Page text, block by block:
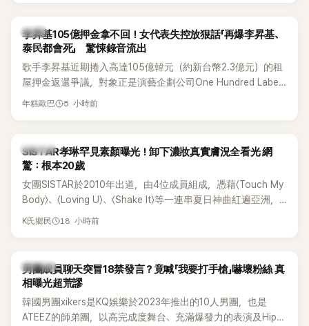
韓星
李昇基105億押金拿不回！女代表失控放狠話「再爆李昇基、
泰民都會死」 驚悚錄音流出
歌手李昇基近期捲入高達105億韓元（約新台幣2.3億元）的租
屋押金返還爭議，對象正是演藝企劃公司One Hundred Label
代表車佳媛(차가원)。如今事件再掀風波，YouTuber李鎮浩公開
年糕歐巴 5 小時前
K-POP
SISTAR孝琳罕見素顏曝光！卸下濃妝真實膚況全看光 網
驚：根本20歲
女團SISTAR於2010年出道，由4位成員組成，憑藉〈Touch My
Body〉、〈Loving U〉、〈Shake It〉等一連串夏日神曲紅遍亞洲，
獲封「夏日女王」。不過，團體在出道滿7年後宣布解散，成員各
不僅展現兩人多年不變的好交情，她幾乎素顏入鏡的真實模
樣，也意外掀起網友熱議。
K氏鄉民 18 小時前
K-POP
男團成員聊天突冒18禁發言？竟喊「我要打手槍」嚇壞粉絲 真
相曝光超荒謬
韓國男團xikers是KQ娛樂於2023年推出的10人男團，也是
ATEEZ的師弟團，以高完成度舞台、充滿爆發力的表演及Hip-